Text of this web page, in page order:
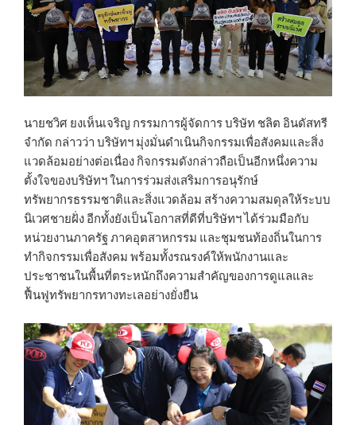
นายชวิศ ยงเห็นเจริญ กรรมการผู้จัดการ บริษัท ชลิต อินดัสทรี
จำกัด กล่าวว่า บริษัทฯ มุ่งมั่นดำเนินกิจกรรมเพื่อสังคมและสิ่ง
แวดล้อมอย่างต่อเนื่อง กิจกรรมดังกล่าวถือเป็นอีกหนึ่งความ
ตั้งใจของบริษัทฯ ในการร่วมส่งเสริมการอนุรักษ์
ทรัพยากรธรรมชาติและสิ่งแวดล้อม สร้างความสมดุลให้ระบบ
นิเวศชายฝั่ง อีกทั้งยังเป็นโอกาสที่ดีที่บริษัทฯ ได้ร่วมมือกับ
หน่วยงานภาครัฐ ภาคอุตสาหกรรม และชุมชนท้องถิ่นในการ
ทำกิจกรรมเพื่อสังคม พร้อมทั้งรณรงค์ให้พนักงานและ
ประชาชนในพื้นที่ตระหนักถึงความสำคัญของการดูแลและ
ฟื้นฟูทรัพยากรทางทะเลอย่างยั่งยืน